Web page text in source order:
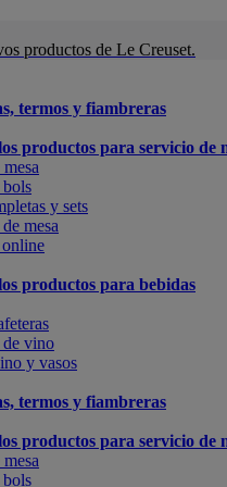
productos de Le Creuset.
termos y fiambreras
productos para servicio de
y sets
mesa
productos para bebidas
de vino
y vasos
termos y fiambreras
productos para servicio de